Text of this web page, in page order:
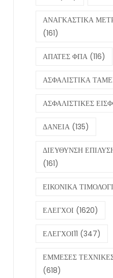
ΑΝΑΓΚΑΣΤΙΚΑ
(161)
ΑΠΑΤΕΣ ΦΠΑ (116)
ΑΣΦΑΛΙΣΤΙΚΑ
ΑΣΦΑΛΙΣΤΙΚΕΣ
ΔΑΝΕΙΑ (135)
ΔΙΕΥΘΥΝΣΗ
(161)
ΕΙΚΟΝΙΚΑ
ΕΛΕΓΧΟΙ (1620)
ΕΛΕΓΧΟΙ11 (347)
ΕΜΜΕΣΕΣ
(618)